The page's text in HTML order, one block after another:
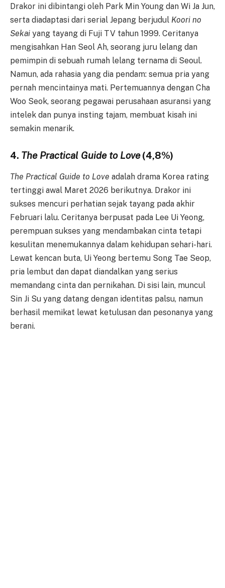
Drakor ini dibintangi oleh Park Min Young dan Wi Ja Jun,
serta diadaptasi dari serial Jepang berjudul Koori no
Sekai yang tayang di Fuji TV tahun 1999. Ceritanya
mengisahkan Han Seol Ah, seorang juru lelang dan
pemimpin di sebuah rumah lelang ternama di Seoul.
Namun, ada rahasia yang dia pendam: semua pria yang
pernah mencintainya mati. Pertemuannya dengan Cha
Woo Seok, seorang pegawai perusahaan asuransi yang
intelek dan punya insting tajam, membuat kisah ini
semakin menarik.
4. The Practical Guide to Love(4,8%)
The Practical Guide to Love adalah drama Korea rating
tertinggi awal Maret 2026 berikutnya. Drakor ini
sukses mencuri perhatian sejak tayang pada akhir
Februari lalu. Ceritanya berpusat pada Lee Ui Yeong,
perempuan sukses yang mendambakan cinta tetapi
kesulitan menemukannya dalam kehidupan sehari-hari.
Lewat kencan buta, Ui Yeong bertemu Song Tae Seop,
pria lembut dan dapat diandalkan yang serius
memandang cinta dan pernikahan. Di sisi lain, muncul
Sin Ji Su yang datang dengan identitas palsu, namun
berhasil memikat lewat ketulusan dan pesonanya yang
berani.